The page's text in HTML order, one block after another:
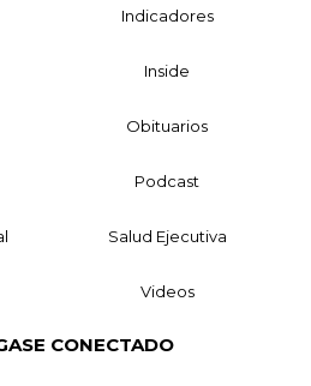
Indicadores
Inside
Obituarios
Podcast
Salud Ejecutiva
Videos
CONECTADO